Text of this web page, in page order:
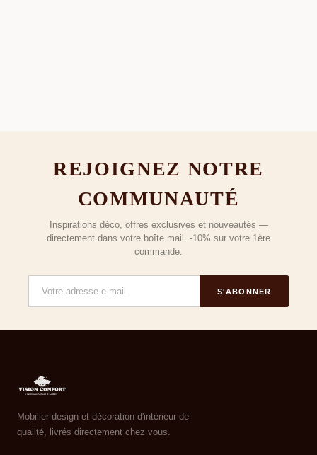
REJOIGNEZ NOTRE
COMMUNAUTÉ
Inspirations déco, offres exclusives et nouveautés —
directement dans votre boîte mail. -10% sur votre 1ère
commande.
S'ABONNER
Mobilier design et décoration d'intérieur de
qualité, livrés directement chez vous.